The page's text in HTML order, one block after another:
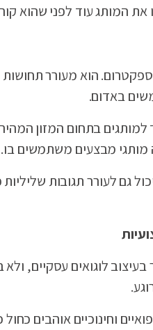
המותג עוד לפני שהוא
הוא מעורר
באדום.
בתחום המזון
מותגי מבצעים משתמשים בו.
גם לעורר תגובות
בעיצוב לוגואים עסקיים,
וחינוכיים אוהבים